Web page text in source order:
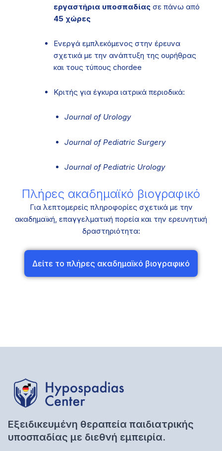
εργαστήρια υποσπαδίαςσε πάνω από
45 χώρες
Ενεργά εμπλεκόμενος στην έρευνα
σχετικά με την ανάπτυξη της ουρήθρας
και τους τύπους chordee
Κριτής για έγκυρα ιατρικά περιοδικά:
Journal of Urology
Journal of Pediatric Surgery
Journal of Pediatric Urology
Πλήρες ακαδημαϊκό βιογραφικό
Για λεπτομερείς πληροφορίες σχετικά με την
ακαδημαϊκή, επαγγελματική πορεία και την ερευνητική
δραστηριότητα:
Δείτε το πλήρες ακαδημαϊκό βιογραφικό
Εξειδικευμένη θεραπεία παιδιατρικής
υποσπαδίας με διεθνή εμπειρία.